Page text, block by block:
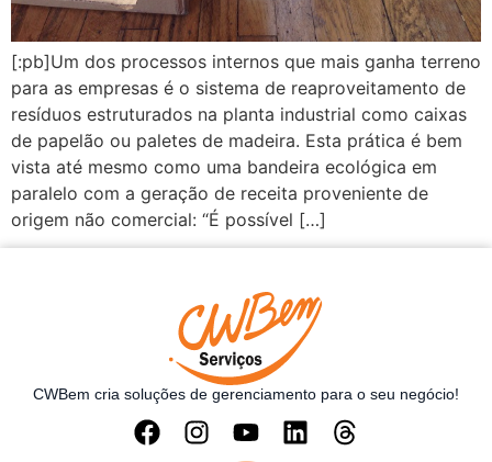
[:pb]Um dos processos internos que mais ganha terreno
para as empresas é o sistema de reaproveitamento de
resíduos estruturados na planta industrial como caixas
de papelão ou paletes de madeira. Esta prática é bem
vista até mesmo como uma bandeira ecológica em
paralelo com a geração de receita proveniente de
origem não comercial: “É possível […]
CWBem cria soluções de gerenciamento para o seu negócio!